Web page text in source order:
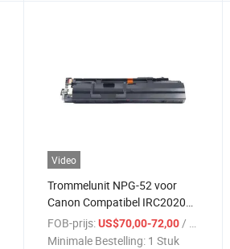
Video
Trommelunit NPG-52 voor
Canon Compatibel IRC2020
C2025 C2030 C2218F-V
C2220 Copier
FOB-prijs: US$70,00-72,00 / Stuk
Minimale Bestelling: 1 Stuk